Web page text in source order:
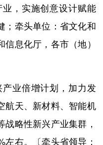
，实施创意设计赋能
；牵头单位：省文化和
息化厅，各市（地）
业倍增计划，加力发
航天、新材料、智能机
略性新兴产业集群，
右。〔牵头省领导：